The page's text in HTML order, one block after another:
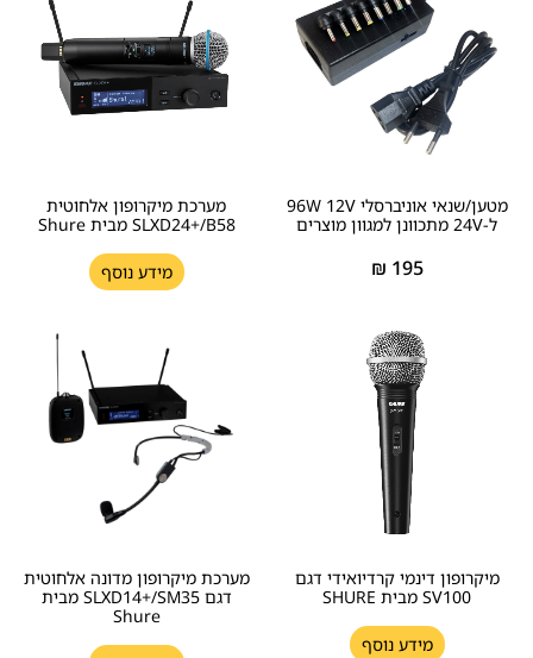
מטען/שנאי אוניברסלי 96W 12V
ל-24V מתכוונן למגוון מוצרים
195
₪
מערכת מיקרופון אלחוטית
SLXD24+/B58 מבית Shure
מידע נוסף
מיקרופון דינמי קרדיואידי דגם
SV100 מבית SHURE
מידע נוסף
מערכת מיקרופון מדונה אלחוטית
דגם SLXD14+/SM35 מבית
Shure